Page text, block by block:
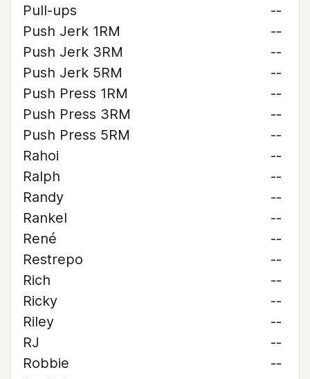
Pull-ups
--
Push Jerk 1RM
--
Push Jerk 3RM
--
Push Jerk 5RM
--
Push Press 1RM
--
Push Press 3RM
--
Push Press 5RM
--
Rahoi
--
Ralph
--
Randy
--
Rankel
--
René
--
Restrepo
--
Rich
--
Ricky
--
Riley
--
RJ
--
Robbie
--